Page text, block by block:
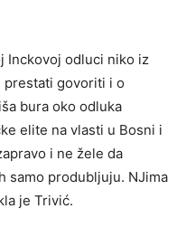
Inckovoj odluci niko iz
prestati govoriti i o
bura oko odluka
elite na vlasti u Bosni i
i ne žele da
samo produbljuju. NJima
je Trivić.